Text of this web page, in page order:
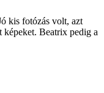
kis fotózás volt, azt
képeket. Beatrix pedig a